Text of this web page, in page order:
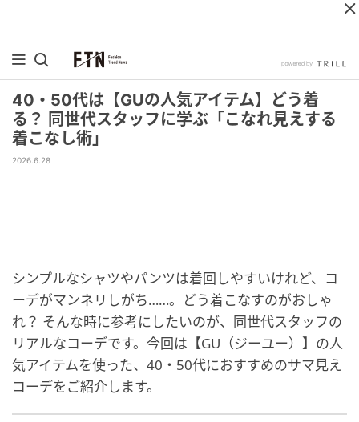
40・50代は【GUの人気アイテム】どう着
る？ 同世代スタッフに学ぶ「こなれ見えする
着こなし術」
2026.6.28
シンプルなシャツやパンツは着回しやすいけれど、コ
ーデがマンネリしがち……。どう着こなすのがおしゃ
れ？ そんな時に参考にしたいのが、同世代スタッフの
リアルなコーデです。今回は【GU（ジーユー）】の人
気アイテムを使った、40・50代におすすめのサマ見え
コーデをご紹介します。